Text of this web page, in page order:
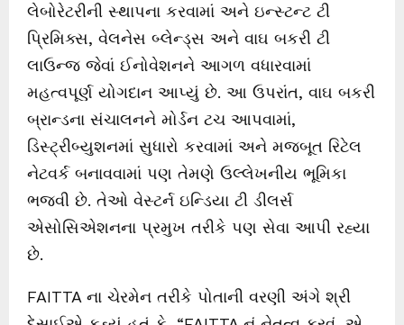
લેબોરેટરીની સ્થાપના કરવામાં અને ઇન્સ્ટન્ટ ટી
પ્રિમિક્સ, વેલનેસ બ્લેન્ડ્સ અને વાઘ બકરી ટી
લાઉન્જ જેવાં ઈનોવેશનને આગળ વધારવામાં
મહત્વપૂર્ણ યોગદાન આપ્યું છે. આ ઉપરાંત, વાઘ બકરી
બ્રાન્ડના સંચાલનને મોર્ડન ટચ આપવામાં,
ડિસ્ટ્રીબ્યુશનમાં સુધારો કરવામાં અને મજબૂત રિટેલ
નેટવર્ક બનાવવામાં પણ તેમણે ઉલ્લેખનીય ભૂમિકા
ભજવી છે. તેઓ વેસ્ટર્ન ઇન્ડિયા ટી ડીલર્સ
એસોસિએશનના પ્રમુખ તરીકે પણ સેવા આપી રહ્યા
છે.
FAITTA ના ચેરમેન તરીકે પોતાની વરણી અંગે શ્રી